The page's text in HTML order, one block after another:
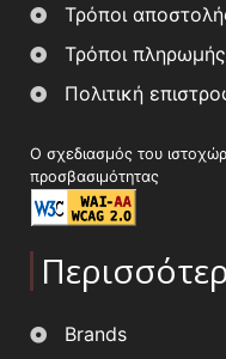
Τρόποι
Τρόποι πληρωμής
Πολιτική
Ο σχεδιασμός του
προσβασιμότητας
Brands